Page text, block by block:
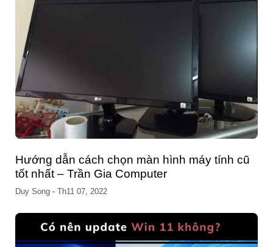
Hướng dẫn cách chọn màn hình máy tính cũ
tốt nhất – Trần Gia Computer
Duy Song - Th11 07, 2022